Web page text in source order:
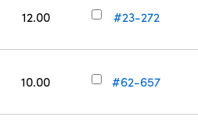
12.00 #23-272
10.00 #62-657